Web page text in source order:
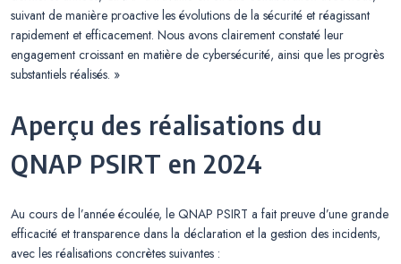
suivant de manière proactive les évolutions de la sécurité et réagissant
rapidement et efficacement. Nous avons clairement constaté leur
engagement croissant en matière de cybersécurité, ainsi que les progrès
substantiels réalisés. »
Aperçu des réalisations du
QNAP PSIRT en 2024
Au cours de l’année écoulée, le QNAP PSIRT a fait preuve d’une grande
efficacité et transparence dans la déclaration et la gestion des incidents,
avec les réalisations concrètes suivantes :